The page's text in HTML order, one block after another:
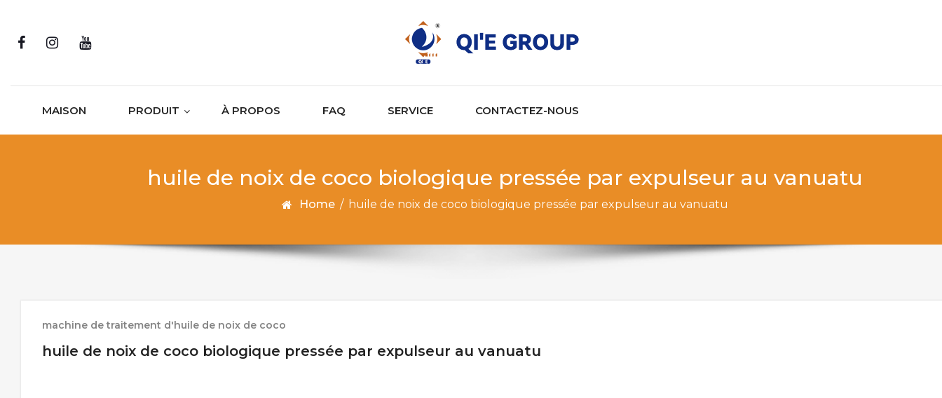
MAISON PRODUIT À PROPOS FAQ SERVICE CONTACTEZ-NOUS
huile de noix de coco biologique pressée par expulseur au vanuatu
Home / huile de noix de coco biologique pressée par expulseur au vanuatu
machine de traitement d'huile de noix de coco
huile de noix de coco biologique pressée par expulseur au vanuatu